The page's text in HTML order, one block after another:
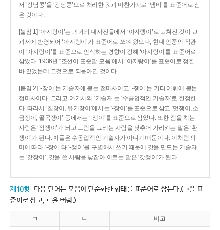
서 ‘강남콩’을 ‘강낭콩’으로 처리한 것과 마찬가지로 ‘냄비’를 표준어로 삼
은 것이다.
[붙임 1] ‘아지랑이’는 과거의 대사전들에서 ‘아지랭이’로 고쳐진 것이 교
과서에 반영되어 ‘아지랭이’가 표준어로 쓰여 왔으나, 현대 언중의 직관
이 ‘아지랑이’를 표준으로 인식하는 경향이 강해 ‘아지랑이’를 표준어로
삼았다. 1936년 “조선어 표준말 모음”에서 ‘아지랑이’를 표준어로 정한
바 있었는데 그것으로 되돌아간 것이다.
[붙임 2] ‘-장이’는 기술자에 붙는 접미사이고 ‘-쟁이’는 기타 어휘에 붙는
접미사이다. 그리고 여기서의 ‘기술자’는 ‘수공업적인 기술자’로 한정한
다. 따라서 ‘칠장이, 유기장이’에서는 ‘-장이’를 표준으로 삼고 ‘멋쟁이, 소
금쟁이, 골목쟁이’ 등에서는 ‘-쟁이’를 표준으로 삼았다. 또한 점을 치는
사람은 ‘점쟁이’가 되고 그림을 그리는 사람을 낮추어 가리키는 말은 ‘환
쟁이’가 된다. 이들은 수공업적인 기술자가 아니기 때문이다. 이처럼 의
미에 따라 ‘-장이’와 ‘-쟁이’를 구별해서 쓰기 때문에 갓을 만드는 기술자
는 ‘갓장이’, 갓을 쓴 사람을 낮잡아 이르는 말은 ‘갓쟁이’가 된다.
제10항 다음 단어는 모음이 단순화한 형태를 표준어로 삼는다.(ㄱ을 표
준어로 삼고, ㄴ을 버림.)
ㄱ ㄴ 비고